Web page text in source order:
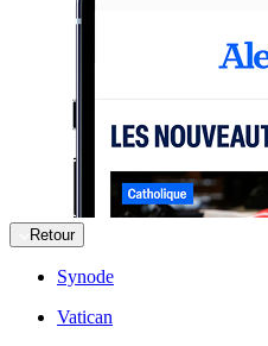
Retour
Synode
Vatican